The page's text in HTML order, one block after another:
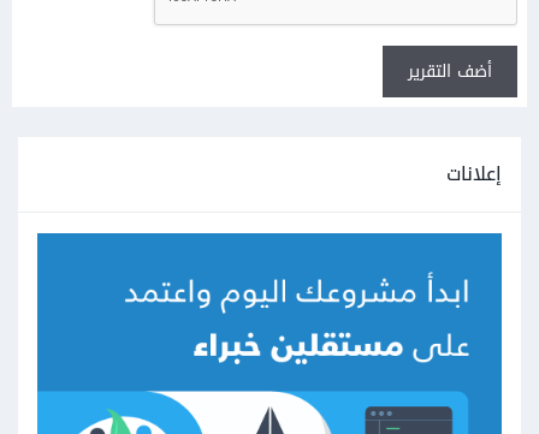
أضف التقرير
إعلانات